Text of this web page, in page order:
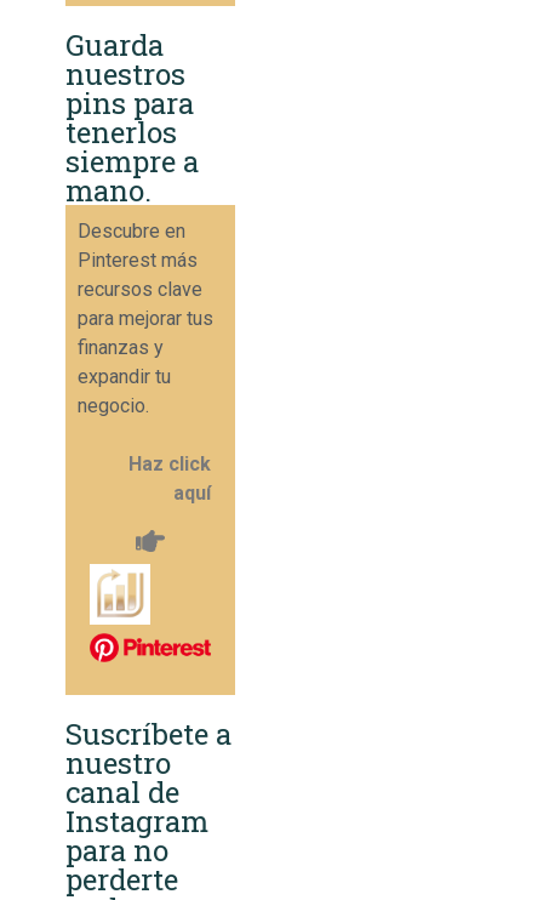
Guarda
nuestros
pins para
tenerlos
siempre a
mano.
Descubre en
Pinterest más
recursos clave
para mejorar tus
finanzas y
expandir tu
negocio.
Haz click
aquí
Suscríbete a
nuestro
canal de
Instagram
para no
perderte